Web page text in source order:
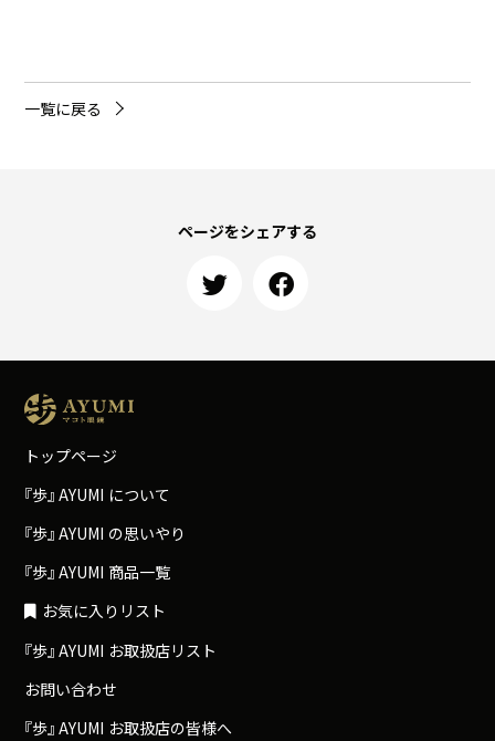
一覧に戻る
ページをシェアする
トップページ
『歩』AYUMI について
『歩』AYUMI の思いやり
『歩』AYUMI 商品一覧
お気に入りリスト
『歩』AYUMI お取扱店リスト
お問い合わせ
『歩』AYUMI お取扱店の皆様へ